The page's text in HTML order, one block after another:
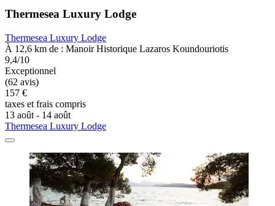
Thermesea Luxury Lodge
Thermesea Luxury Lodge
À 12,6 km de : Manoir Historique Lazaros Koundouriotis
9,4/10
Exceptionnel
(62 avis)
157 €
taxes et frais compris
13 août - 14 août
Thermesea Luxury Lodge